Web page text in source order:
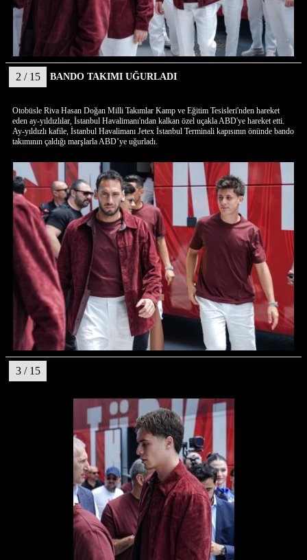
2 / 15 BANDO TAKIMI UĞURLADI
Otobüsle Riva Hasan Doğan Milli Takımlar Kamp ve Eğitim Tesisleri'nden hareket
eden ay-yıldızlılar, İstanbul Havalimanı'ndan kalkan özel uçakla ABD'ye hareket etti.
Ay-yıldızlı kafile, İstanbul Havalimanı Jetex İstanbul Terminali kapısının önünde bando
takımının çaldığı marşlarla ABD’ye uğurladı.
3 / 15